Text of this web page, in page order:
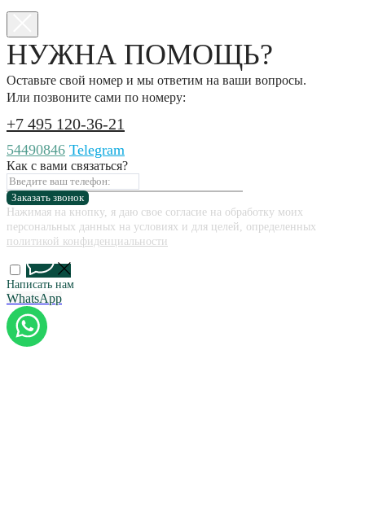
НУЖНА ПОМОЩЬ?
Оставьте свой номер и мы ответим на ваши вопросы.
Или позвоните сами по номеру:
+7 495 120-36-21
54490846 Telegram
Как с вами связаться?
Заказать звонок
Нажимая на кнопку, я даю свое согласие на обработку моих
персональных данных на условиях и для целей, определенных
политикой конфиденциальности
Написать нам
WhatsApp